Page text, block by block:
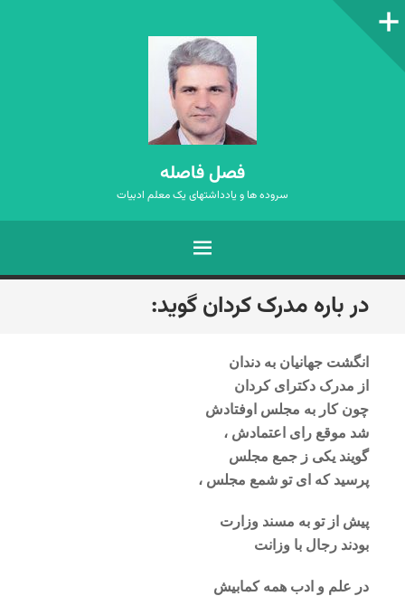
ستون‌کناری
فصل فاصله
سروده ها و یادداشتهای یک معلم ادبیات
فهرست
رفتن
به
در باره مدرک کردان گوید:
انگشت جهانیان به دندان
از مدرک دکترای کردان
چون کار به مجلس اوفتادش
شد موقع رای اعتمادش ،
گویند یکی ز جمع مجلس
پرسید که ای تو شمع مجلس ،
پیش از تو به مسند وزارت
بودند رجال با وزانت
در علم و ادب همه کمابیش